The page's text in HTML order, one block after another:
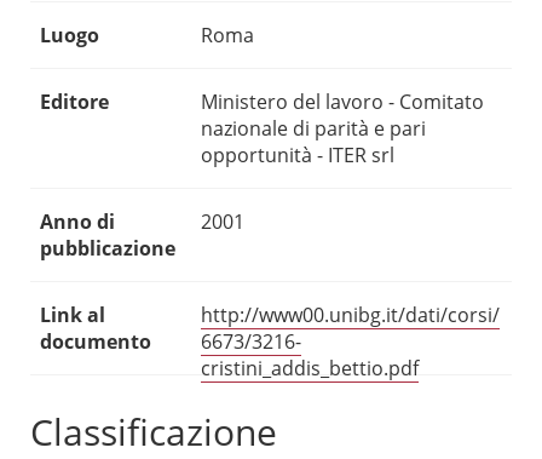
Luogo Roma
Editore
Ministero del lavoro - Comitato
nazionale di parità e pari
opportunità - ITER srl
Anno di
pubblicazione
2001
Link al
documento
http://www00.unibg.it/dati/corsi/
6673/3216-
cristini_addis_bettio.pdf
Classificazione